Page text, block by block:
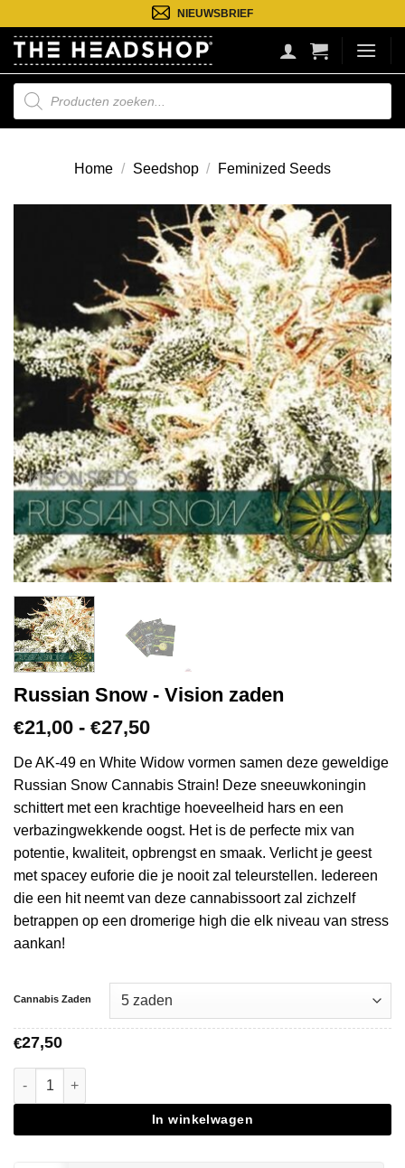
naar
inhoud
NIEUWSBRIEF
Producten
zoeken
Home / Seedshop / Feminized Seeds
Russian Snow - Vision zaden
€21,00 - €27,50Prijsklasse:
tot
€27,50
De AK-49 en White Widow vormen samen deze geweldige
Russian Snow Cannabis Strain! Deze sneeuwkoningin
schittert met een krachtige hoeveelheid hars en een
verbazingwekkende oogst. Het is de perfecte mix van
potentie, kwaliteit, opbrengst en smaak. Verlicht je geest
met spacey euforie die je nooit zal teleurstellen. Iedereen
die een hit neemt van deze cannabissoort zal zichzelf
betrappen op een dromerige high die elk niveau van stress
aankan!
Cannabis Zaden
€27,50
Russian Snow - Vision Seeds aantal
In winkelwagen